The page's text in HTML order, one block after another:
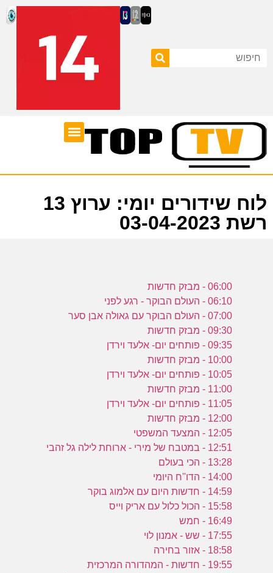
לוח שידורים יומי: ערוץ 13
רשת 03-04-2023
06:00 - מבזק חדשות
06:10 - העולם הבוקר - רגע לפני
07:00 - העולם הבוקר עם גאולה אבן סער
09:30 - מבזק חדשות
09:35 - פותחים יום- אלעד וירדן
10:00 - מבזק חדשות
10:05 - פותחים יום- אלעד וירדן
11:00 - מבזק חדשות
11:05 - פותחים יום- אלעד וירדן
12:00 - מבזק חדשות
12:05 - המצעד המשפטי
12:51 - במטבח של מירי - ארוחת לילה גל זהבי
13:28 - הכי בעולם
14:00 - הדו''ח היומי
14:59 - חדשות היום עם אלמוג בוקר
15:58 - הכול כלול עם אריק וייס
16:49 - חמש
17:55 - שש - אמנון לוי
18:58 - אזור בחירה
19:55 - חדשות - המהדורה המרכזית